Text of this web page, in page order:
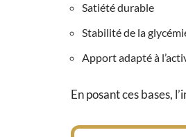
Satiété durable
Stabilité de la
Apport adapté à
En posant ces bases,